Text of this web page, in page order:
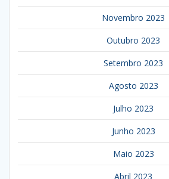
Novembro 2023
Outubro 2023
Setembro 2023
Agosto 2023
Julho 2023
Junho 2023
Maio 2023
Abril 2023